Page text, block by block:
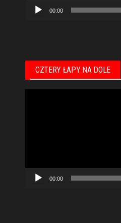
00:00
CZTERY ŁAPY NA DOLE
00:00